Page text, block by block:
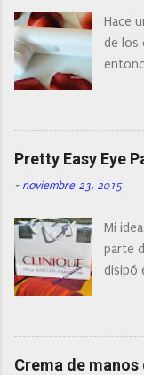
o
m
e
n
t
a
o
Hace
de los
con
post
cepillo
Pretty Easy Eye
- noviembre 23, 2015
Mi
parte
disipó
Crema de manos